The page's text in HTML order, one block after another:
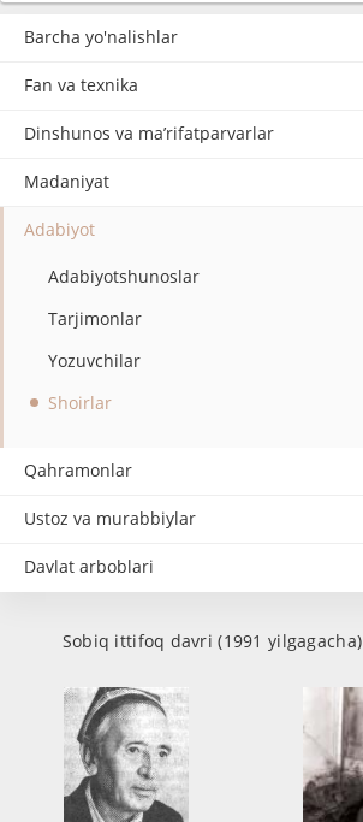
Barcha yo'nalishlar
Fan va texnika
Dinshunos va ma’rifatparvarlar
Madaniyat
Adabiyot
Adabiyotshunoslar
Tarjimonlar
Yozuvchilar
Shoirlar
Qahramonlar
Ustoz va murabbiylar
Davlat arboblari
Sobiq ittifoq davri (1991 yilgagacha)